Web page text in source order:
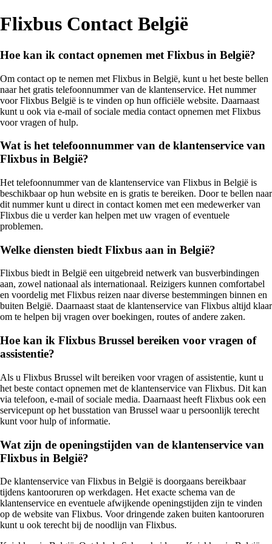
Flixbus Contact België
Hoe kan ik contact opnemen met Flixbus in België?
Om contact op te nemen met Flixbus in België, kunt u het beste bellen
naar het gratis telefoonnummer van de klantenservice. Het nummer
voor Flixbus België is te vinden op hun officiële website. Daarnaast
kunt u ook via e-mail of sociale media contact opnemen met Flixbus
voor vragen of hulp.
Wat is het telefoonnummer van de klantenservice van
Flixbus in België?
Het telefoonnummer van de klantenservice van Flixbus in België is
beschikbaar op hun website en is gratis te bereiken. Door te bellen naar
dit nummer kunt u direct in contact komen met een medewerker van
Flixbus die u verder kan helpen met uw vragen of eventuele
problemen.
Welke diensten biedt Flixbus aan in België?
Flixbus biedt in België een uitgebreid netwerk van busverbindingen
aan, zowel nationaal als internationaal. Reizigers kunnen comfortabel
en voordelig met Flixbus reizen naar diverse bestemmingen binnen en
buiten België. Daarnaast staat de klantenservice van Flixbus altijd klaar
om te helpen bij vragen over boekingen, routes of andere zaken.
Hoe kan ik Flixbus Brussel bereiken voor vragen of
assistentie?
Als u Flixbus Brussel wilt bereiken voor vragen of assistentie, kunt u
het beste contact opnemen met de klantenservice van Flixbus. Dit kan
via telefoon, e-mail of sociale media. Daarnaast heeft Flixbus ook een
servicepunt op het busstation van Brussel waar u persoonlijk terecht
kunt voor hulp of informatie.
Wat zijn de openingstijden van de klantenservice van
Flixbus in België?
De klantenservice van Flixbus in België is doorgaans bereikbaar
tijdens kantooruren op werkdagen. Het exacte schema van de
klantenservice en eventuele afwijkende openingstijden zijn te vinden
op de website van Flixbus. Voor dringende zaken buiten kantooruren
kunt u ook terecht bij de noodlijn van Flixbus.